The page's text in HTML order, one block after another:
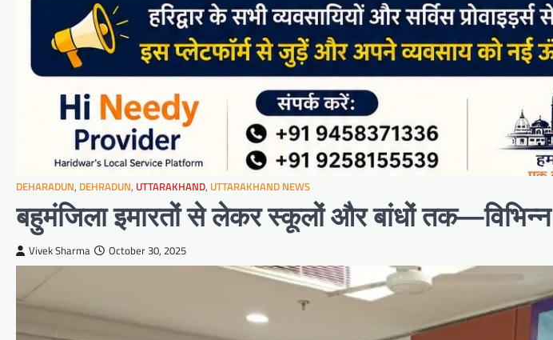
DEHARADUN, DEHRADUN, UTTARAKHAND, UTTARAKHAND NEWS
बहुमंजिला इमारतों से लेकर स्कूलों और बांधों तक—विभिन्न
Vivek Sharma October 30, 2025